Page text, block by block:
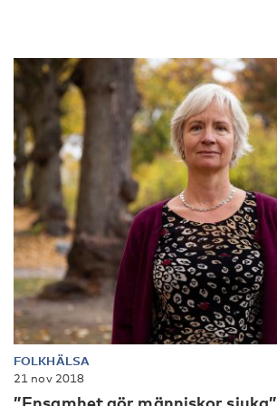
FOLKHÄLSA
21 nov 2018